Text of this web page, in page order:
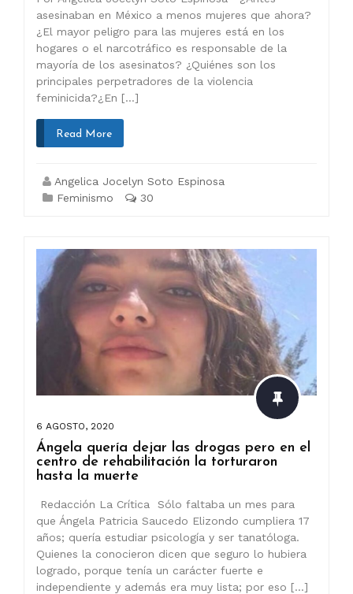
asesinaban en México a menos mujeres que ahora?
¿El mayor peligro para las mujeres está en los
hogares o el narcotráfico es responsable de la
mayoría de los asesinatos? ¿Quiénes son los
principales perpetradores de la violencia
feminicida?¿En […]
Read More
Angelica Jocelyn Soto Espinosa
Feminismo
30
6 AGOSTO, 2020
Ángela quería dejar las drogas pero en el
centro de rehabilitación la torturaron
hasta la muerte
Redacción La Crítica Sólo faltaba un mes para
que Ángela Patricia Saucedo Elizondo cumpliera 17
años; quería estudiar psicología y ser tanatóloga.
Quienes la conocieron dicen que seguro lo hubiera
logrado, porque tenía un carácter fuerte e
independiente y además era muy lista; por eso […]